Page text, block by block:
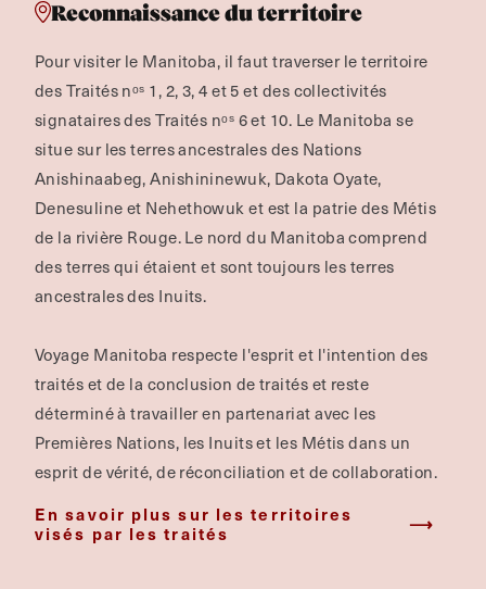
Reconnaissance du territoire
Pour visiter le Manitoba, il faut traverser le territoire
des Traités nᵒˢ 1, 2, 3, 4 et 5 et des collectivités
signataires des Traités nᵒˢ 6 et 10. Le Manitoba se
situe sur les terres ancestrales des Nations
Anishinaabeg, Anishininewuk, Dakota Oyate,
Denesuline et Nehethowuk et est la patrie des Métis
de la rivière Rouge.Le nord du Manitoba comprend
des terres qui étaient et sont toujours les terres
ancestrales des Inuits.
Voyage Manitoba respecte l'esprit et l'intention des
traités et de la conclusion de traités et reste
déterminé à travailler en partenariat avec les
Premières Nations, les Inuits et les Métis dans un
esprit de vérité, de réconciliation et de collaboration.
En savoir plus sur les territoires
visés par les traités